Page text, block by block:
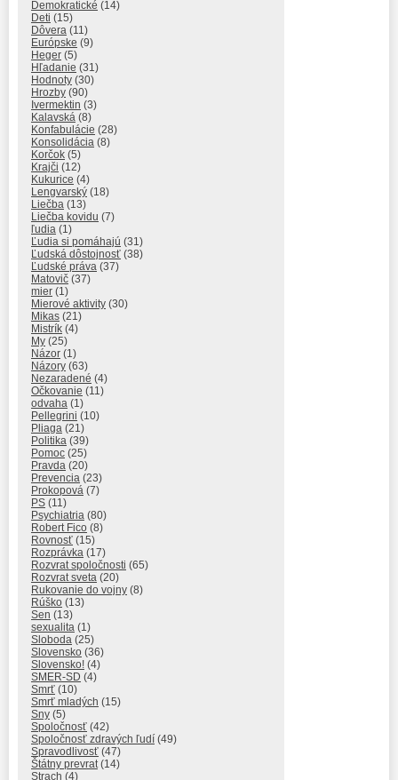
Demokratické (14)
Deti (15)
Dôvera (11)
Európske (9)
Heger (5)
Hľadanie (31)
Hodnoty (30)
Hrozby (90)
Ivermektin (3)
Kalavská (8)
Konfabulácie (28)
Konsolidácia (8)
Korčok (5)
Krajči (12)
Kukurice (4)
Lengvarský (18)
Liečba (13)
Liečba kovidu (7)
ľudia (1)
Ľudia si pomáhajú (31)
Ľudská dôstojnosť (38)
Ľudské práva (37)
Matovič (37)
mier (1)
Mierové aktivity (30)
Mikas (21)
Mistrík (4)
My (25)
Názor (1)
Názory (63)
Nezaradené (4)
Očkovanie (11)
odvaha (1)
Pellegrini (10)
Pliaga (21)
Politika (39)
Pomoc (25)
Pravda (20)
Prevencia (23)
Prokopová (7)
PS (11)
Psychiatria (80)
Robert Fico (8)
Rovnosť (15)
Rozprávka (17)
Rozvrat spoločnosti (65)
Rozvrat sveta (20)
Rukovanie do vojny (8)
Rúško (13)
Sen (13)
sexualita (1)
Sloboda (25)
Slovensko (36)
Slovensko! (4)
SMER-SD (4)
Smrť (10)
Smrť mladých (15)
Sny (5)
Spoločnosť (42)
Spoločnosť zdravých ľudí (49)
Spravodlivosť (47)
Štátny prevrat(14)
Strach (4)